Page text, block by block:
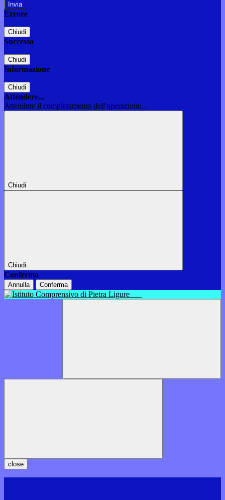
Errore
Chiudi
Successo
Chiudi
Informazione
Chiudi
Attendere...
Attendere il completamento dell'operazione...
Chiudi
Chiudi
Conferma
Annulla Conferma
close